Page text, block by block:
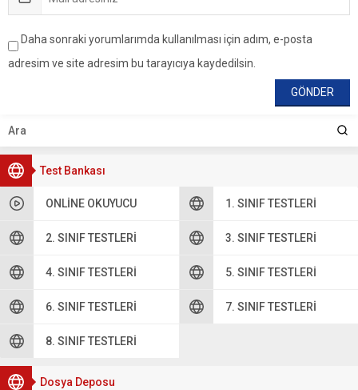
Test Bankası
ONLINE OKUYUCU 1. SINIF TESTLERI
2. SINIF TESTLERI 3. SINIF TESTLERI
4. SINIF TESTLERI 5. SINIF TESTLERI
6. SINIF TESTLERI 7. SINIF TESTLERI
8. SINIF TESTLERI
Dosya Deposu
Daha sonraki yorumlarımda kullanılması için adım, e-posta
adresim ve site adresim bu tarayıcıya kaydedilsin.